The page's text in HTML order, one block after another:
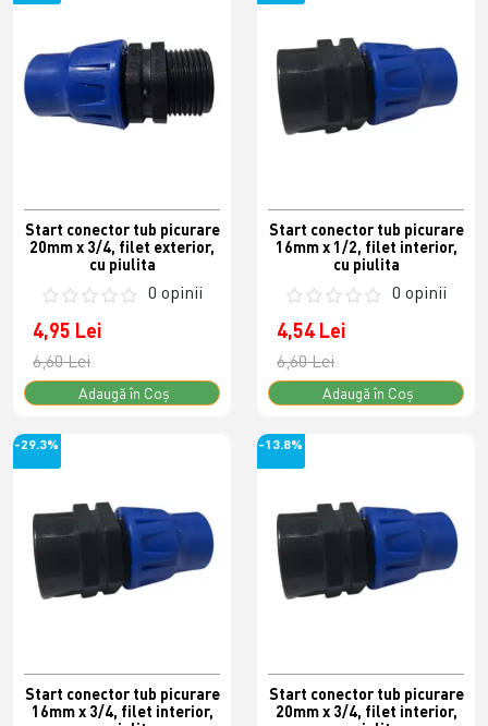
Start conector tub picurare
20mm x 3/4, filet exterior,
cu piulita
0 opinii
4,95 Lei
6,60 Lei
Adaugă în Coş
Start conector tub picurare
16mm x 1/2, filet interior,
cu piulita
0 opinii
4,54 Lei
6,60 Lei
Adaugă în Coş
-29.3%
Start conector tub picurare
16mm x 3/4, filet interior,
-13.8%
Start conector tub picurare
20mm x 3/4, filet interior,